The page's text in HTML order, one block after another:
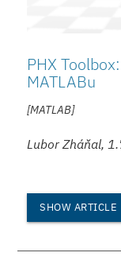
PHX
MATLABu
[MATLAB]
Lubor Zháňal,
SHOW ARTICLE